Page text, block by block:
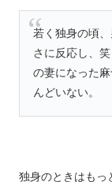
若く独身の頃
さに反応し、
の妻になった
んどいない。
独身のときはもっ